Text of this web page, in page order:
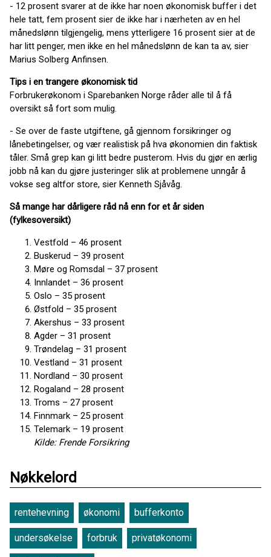
- 12 prosent svarer at de ikke har noen økonomisk buffer i det
hele tatt, fem prosent sier de ikke har i nærheten av en hel
månedslønn tilgjengelig, mens ytterligere 16 prosent sier at de
har litt penger, men ikke en hel månedslønn de kan ta av, sier
Marius Solberg Anfinsen.
Tips i en trangere økonomisk tid
Forbrukerøkonom i Sparebanken Norge råder alle til å få
oversikt så fort som mulig.
- Se over de faste utgiftene, gå gjennom forsikringer og
lånebetingelser, og vær realistisk på hva økonomien din faktisk
tåler. Små grep kan gi litt bedre pusterom. Hvis du gjør en ærlig
jobb nå kan du gjøre justeringer slik at problemene unngår å
vokse seg altfor store, sier Kenneth Sjåvåg.
Så mange har dårligere råd nå enn for et år siden
(fylkesoversikt)
Vestfold – 46 prosent
Buskerud – 39 prosent
Møre og Romsdal – 37 prosent
Innlandet – 36 prosent
Oslo – 35 prosent
Østfold – 35 prosent
Akershus – 33 prosent
Agder – 31 prosent
Trøndelag – 31 prosent
Vestland – 31 prosent
Nordland – 30 prosent
Rogaland – 28 prosent
Troms – 27 prosent
Finnmark – 25 prosent
Telemark – 19 prosent
Kilde: Frende Forsikring
Nøkkelord
rentehevning økonomi bufferkonto
undersøkelse forbruk privatøkonomi